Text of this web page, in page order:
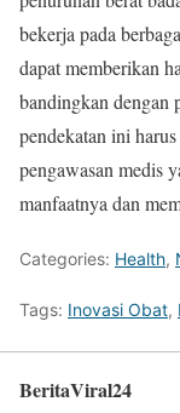
bekerja pada
dapat memberikan
bandingkan dengan
pendekatan ini
pengawasan medis
manfaatnya dan
Categories: Health,
Tags: Inovasi Obat,
BeritaViral24